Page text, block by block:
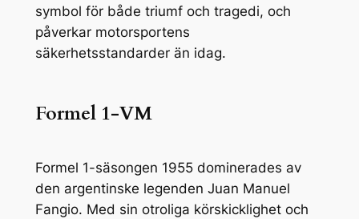
symbol för både triumf och tragedi, och
påverkar motorsportens
säkerhetsstandarder än idag.
Formel 1-VM
Formel 1-säsongen 1955 dominerades av
den argentinske legenden Juan Manuel
Fangio. Med sin otroliga körskicklighet och